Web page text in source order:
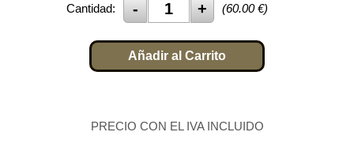
Cantidad: (60.00€)
Añadir al Carrito
PRECIO CON EL IVA INCLUIDO